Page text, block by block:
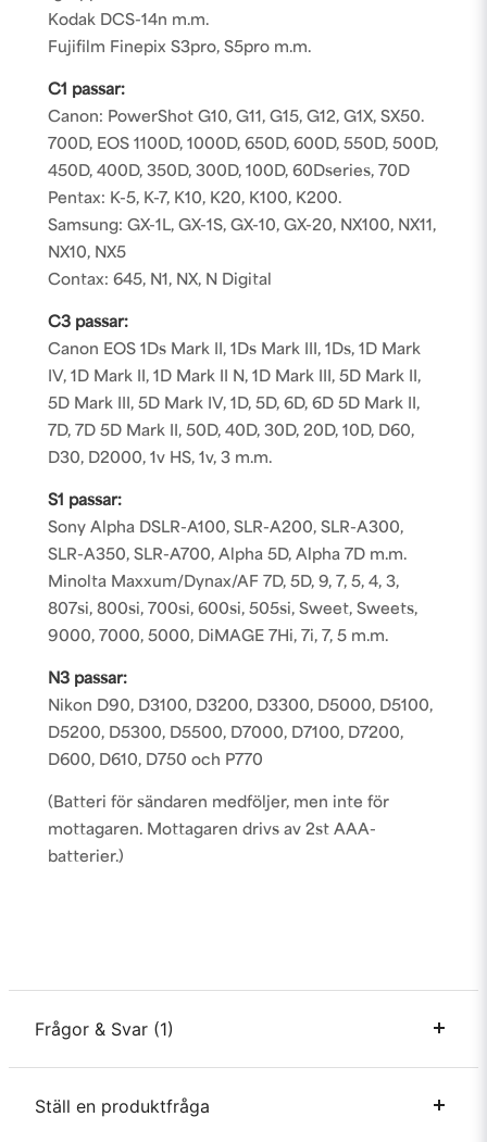
Kodak DCS-14n m.m.
Fujifilm Finepix S3pro, S5pro m.m.
C1 passar:
Canon: PowerShot G10, G11, G15, G12, G1X, SX50.
700D, EOS 1100D, 1000D, 650D, 600D, 550D, 500D,
450D, 400D, 350D, 300D, 100D, 60Dseries, 70D
Pentax: K-5, K-7, K10, K20, K100, K200.
Samsung: GX-1L, GX-1S, GX-10, GX-20, NX100, NX11,
NX10, NX5
Contax: 645, N1, NX, N Digital
C3 passar:
Canon EOS 1Ds Mark II, 1Ds Mark III, 1Ds, 1D Mark
IV, 1D Mark II, 1D Mark II N, 1D Mark III, 5D Mark II,
5D Mark III, 5D Mark IV, 1D, 5D, 6D, 6D 5D Mark II,
7D, 7D 5D Mark II, 50D, 40D, 30D, 20D, 10D, D60,
D30, D2000, 1v HS, 1v, 3 m.m.
S1 passar:
Sony Alpha DSLR-A100, SLR-A200, SLR-A300,
SLR-A350, SLR-A700, Alpha 5D, Alpha 7D m.m.
Minolta Maxxum/Dynax/AF 7D, 5D, 9, 7, 5, 4, 3,
807si, 800si, 700si, 600si, 505si, Sweet, Sweets,
9000, 7000, 5000, DiMAGE 7Hi, 7i, 7, 5 m.m.
N3 passar:
Nikon D90, D3100, D3200, D3300, D5000, D5100,
D5200, D5300, D5500, D7000, D7100, D7200,
D600, D610, D750 och P770
(Batteri för sändaren medföljer, men inte för
mottagaren. Mottagaren drivs av 2st AAA-
batterier.)
Frågor & Svar (1)
Andreas Sundqvist frågade
Ställ en produktfråga